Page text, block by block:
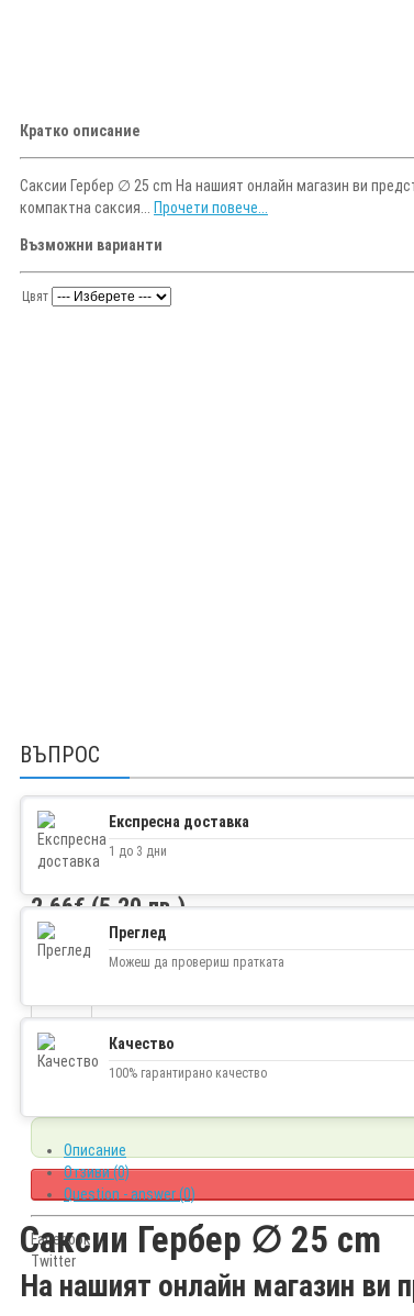
Кратко описание
Саксии Гербер ∅ 25 cm На нашият онлайн магазин ви
компактна саксия... Прочети повече...
Възможни варианти
Цвят
2.66€ (5.20 лв.)
Наличност изчерпано
Facebook
Twitter
ВЪПРОС
Експресна доставка
1 до 3 дни
Преглед
Можеш да провериш пратката
Качество
100% гарантирано качество
Описание
Отзиви (0)
Question - answer (0)
Саксии Гербер ∅ 25 cm
На нашият онлайн магазин ви